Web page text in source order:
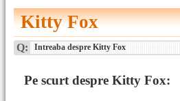
Kitty Fox
Q: Intreaba despre Kitty Fox
Pe scurt despre Kitty Fox: